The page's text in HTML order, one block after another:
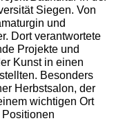
Siegen. Von
und
Dort verantwortete
Projekte und
Kunst in einen
Besonders
Herbstsalon, der
wichtigen Ort